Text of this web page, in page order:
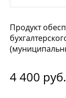
Продукт
4 400 руб.